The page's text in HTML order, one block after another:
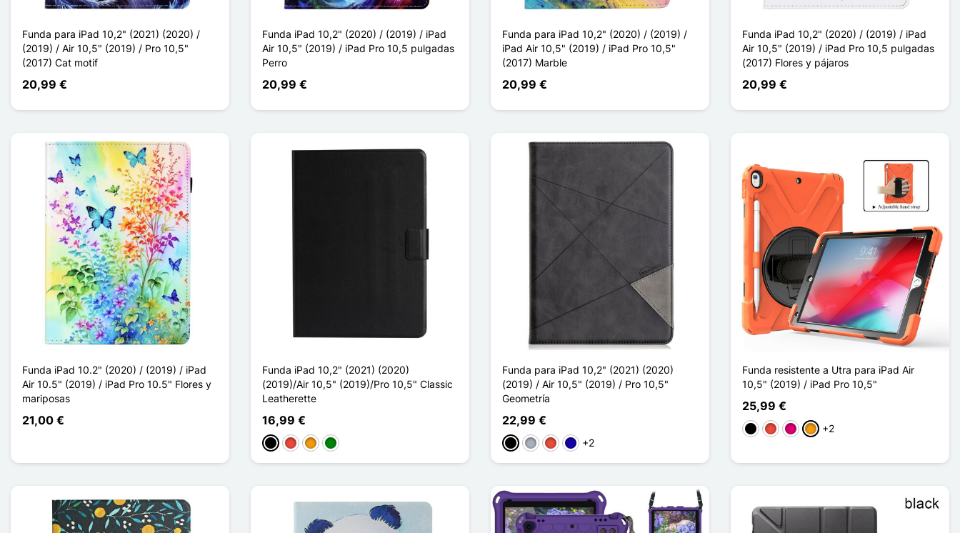
Funda para iPad 10,2" (2021) (2020) /
(2019) / Air 10,5" (2019) / Pro 10,5"
(2017) Cat motif
20,99 €
Funda iPad 10,2" (2020) / (2019) / iPad
Air 10,5" (2019) / iPad Pro 10,5 pulgadas
Perro
20,99 €
Funda para iPad 10,2" (2020) / (2019) /
iPad Air 10,5" (2019) / iPad Pro 10,5"
(2017) Marble
20,99 €
Funda iPad 10,2" (2020) / (2019) / iPad
Air 10,5" (2019) / iPad Pro 10,5 pulgadas
(2017) Flores y pájaros
20,99 €
Funda iPad 10.2" (2020) / (2019) / iPad
Air 10.5" (2019) / iPad Pro 10.5" Flores y
mariposas
21,00 €
Funda iPad 10,2" (2021) (2020)
(2019)/Air 10,5" (2019)/Pro 10,5" Classic
Leatherette
16,99 €
NegroRojoNaranja
Verde
Funda para iPad 10,2" (2021) (2020)
(2019) / Air 10,5" (2019) / Pro 10,5"
Geometría
22,99 €
NegroGris RojoAzul oscuro
+2
Funda resistente a Utra para iPad Air
10,5" (2019) / iPad Pro 10,5"
25,99 €
NegroRojoMagenta
Naranja
+2